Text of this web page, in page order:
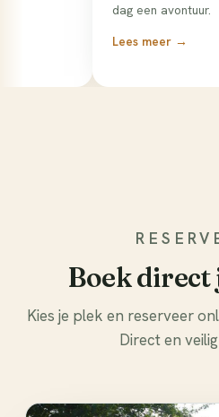
dag een avontuur.
Lees meer →
Boek
Kies je plek en reserveer
Direct en